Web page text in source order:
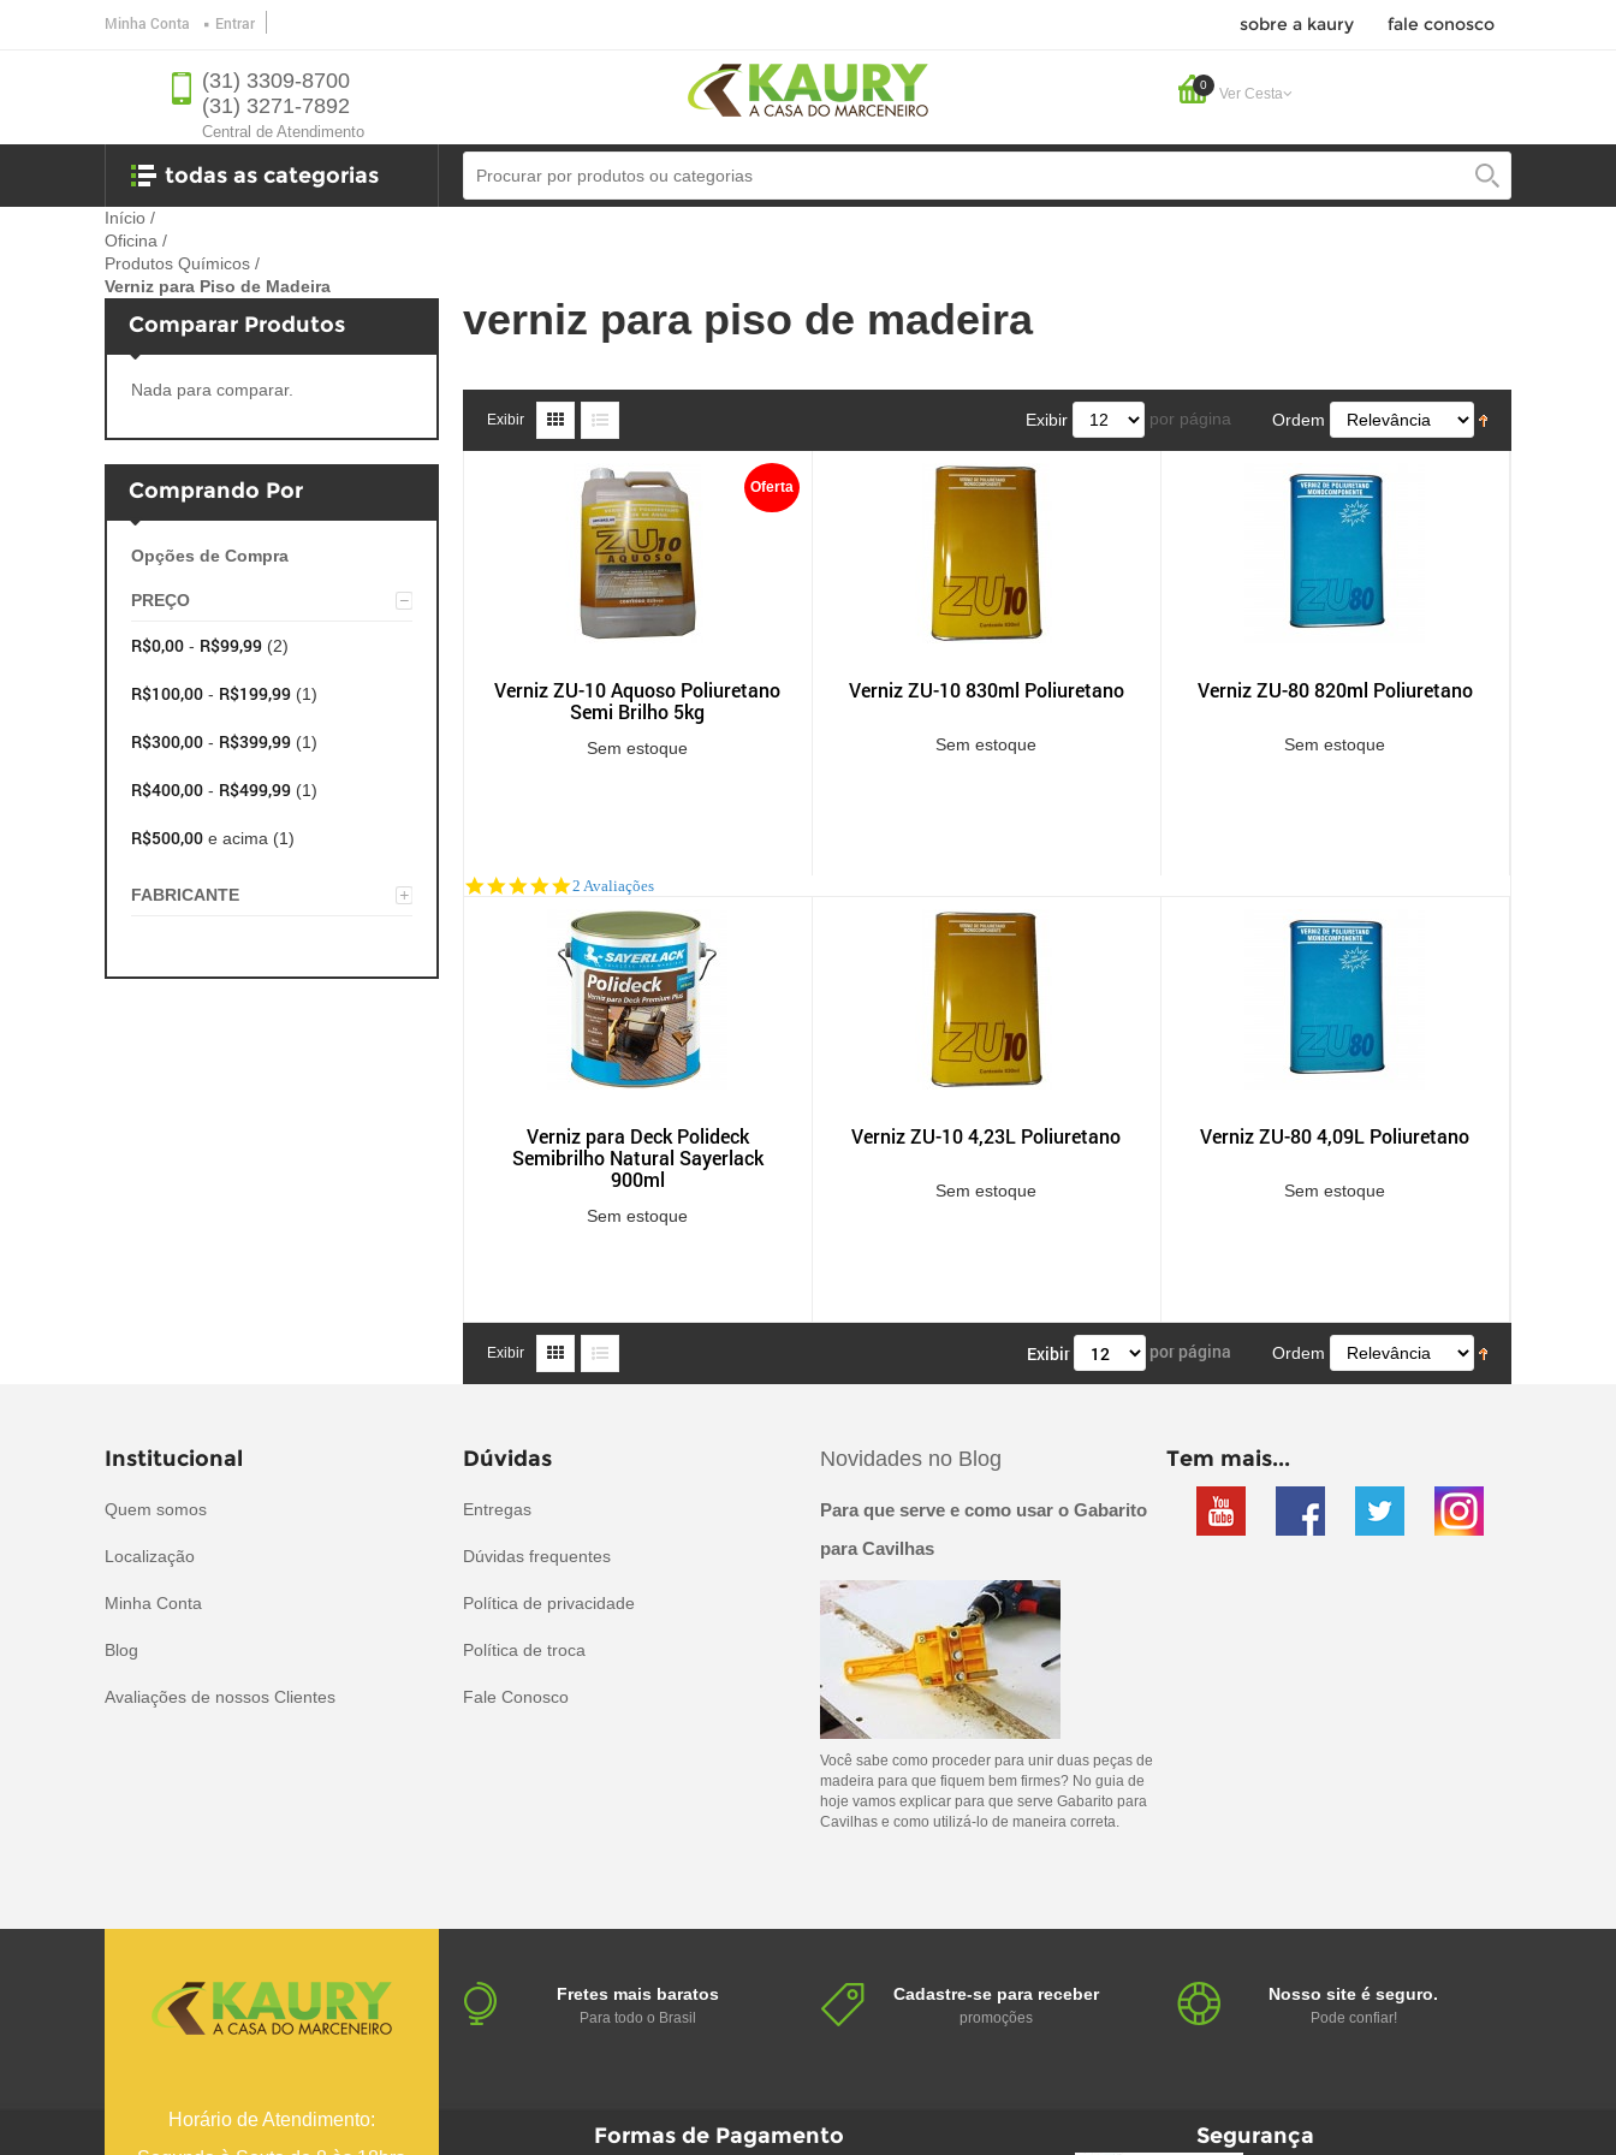
Minha Conta Entrar sobre a kaury fale conosco
(31) 3309-8700
(31) 3271-7892
Central de Atendimento
0
Ver Cesta
todas as categorias
Ferramentas
Ferragens
utilidades e eletro
automotivo
segurança
tintas e acessórios
Início /
Oficina /
Produtos Químicos /
Verniz para Piso de Madeira
Comparar Produtos
Nada para comparar.
Comprando Por
Opções de Compra
PREÇO
R$0,00 - R$99,99 (2)
R$100,00 - R$199,99 (1)
R$300,00 - R$399,99 (1)
R$400,00 - R$499,99 (1)
R$500,00 e acima (1)
FABRICANTE
verniz para piso de madeira
Exibir Exibir por página Ordem
Oferta
Verniz ZU-10 Aquoso Poliuretano
Semi Brilho 5kg
Sem estoque
Verniz ZU-10 830ml Poliuretano
Sem estoque
Verniz ZU-80 820ml Poliuretano
Sem estoque
5.0
rating
2 Avaliações
Verniz para Deck Polideck
Semibrilho Natural Sayerlack
900ml
Sem estoque
Verniz ZU-10 4,23L Poliuretano
Sem estoque
Verniz ZU-80 4,09L Poliuretano
Sem estoque
Exibir Exibir por página Ordem
Institucional
Quem somos
Localização
Minha Conta
Blog
Avaliações de nossos Clientes
Dúvidas
Entregas
Dúvidas frequentes
Política de privacidade
Política de troca
Fale Conosco
Novidades no Blog
Para que serve e como usar o Gabarito
para Cavilhas
Você sabe como proceder para unir duas peças de
madeira para que fiquem bem firmes? No guia de
hoje vamos explicar para que serve Gabarito para
Cavilhas e como utilizá-lo de maneira correta.
Tem mais...
Horário de Atendimento:
Fretes mais baratos
Para todo o Brasil
Cadastre-se para receber
promoções
Nosso site é seguro.
Pode confiar!
Formas de Pagamento Segurança